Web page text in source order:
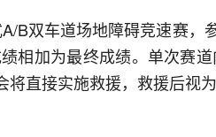
B双车道场地障碍竞速赛，
相加为最终成绩。单次赛
将直接实施救援，救援后视